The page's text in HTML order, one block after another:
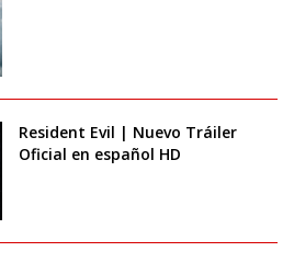
Resident Evil | Nuevo Tráiler
Oficial en español HD